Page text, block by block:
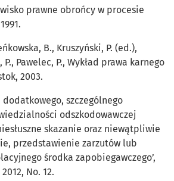
prawne obrońcy w procesie
B., Kruszyński, P. (ed.),
P., Pawelec, P., Wykład prawa karnego
2003.
dodatkowego, szczególnego
odszkodowawczej
skazanie oraz niewątpliwie
przedstawienie zarzutów lub
środka zapobiegawczego’,
No. 12.